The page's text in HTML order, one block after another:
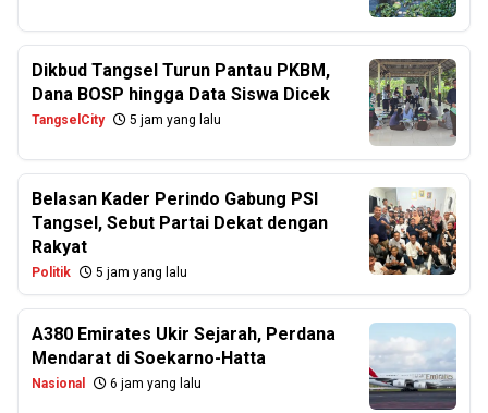
Dikbud Tangsel Turun Pantau PKBM,
Dana BOSP hingga Data Siswa Dicek
TangselCity 5 jam yang lalu
Belasan Kader Perindo Gabung PSI
Tangsel, Sebut Partai Dekat dengan
Rakyat
Politik 5 jam yang lalu
A380 Emirates Ukir Sejarah, Perdana
Mendarat di Soekarno-Hatta
Nasional 6 jam yang lalu